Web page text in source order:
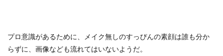
プロ意識があるために、メイク無しのすっぴんの素顔は誰も分か
らずに、画像なども流れてはいないようだ。